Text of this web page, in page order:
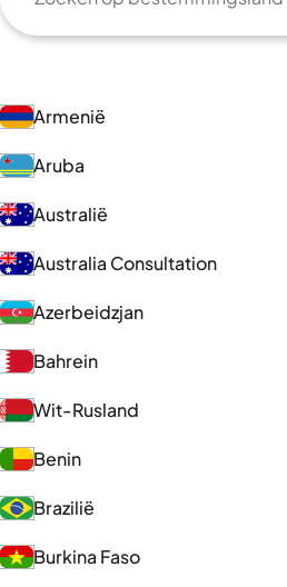
Armenië
Aruba
Australië
Australia Consultation
Azerbeidzjan
Bahrein
Wit-Rusland
Benin
Brazilië
Burkina Faso